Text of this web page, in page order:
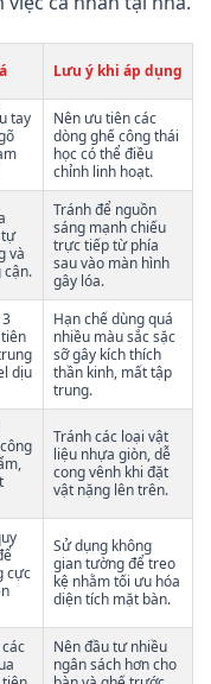
Lưu ý khi áp dụng
tay
Nên ưu tiên các
dòng ghế công thái
học có thể điều
chỉnh linh hoạt.
và
cận.
Tránh để nguồn
sáng mạnh chiếu
trực tiếp từ phía
sau vào màn hình
gây lóa.
dịu
Hạn chế dùng quá
nhiều màu sắc sặc
sỡ gây kích thích
thần kinh, mất tập
trung.
Tránh các loại vật
liệu nhựa giòn, dễ
cong vênh khi đặt
vật nặng lên trên.
cực
Sử dụng không
gian tường để treo
kệ nhằm tối ưu hóa
diện tích mặt bàn.
Nên đầu tư nhiều
ngân sách hơn cho